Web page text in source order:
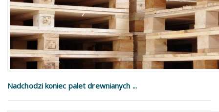
Nadchodzi koniec palet drewnianych ...